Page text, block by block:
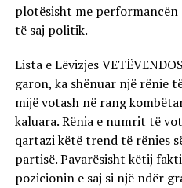
plotësisht me
të saj politik.
Lista e Lëvizjes
garon, ka shënuar një rënie
mijë votash në rang
kaluara. Rënia e numrit të
qartazi këtë trend të rënies
partisë. Pavarësisht këtij
pozicionin e saj si një ndër